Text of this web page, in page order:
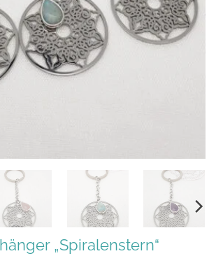
„Spiralenstern“